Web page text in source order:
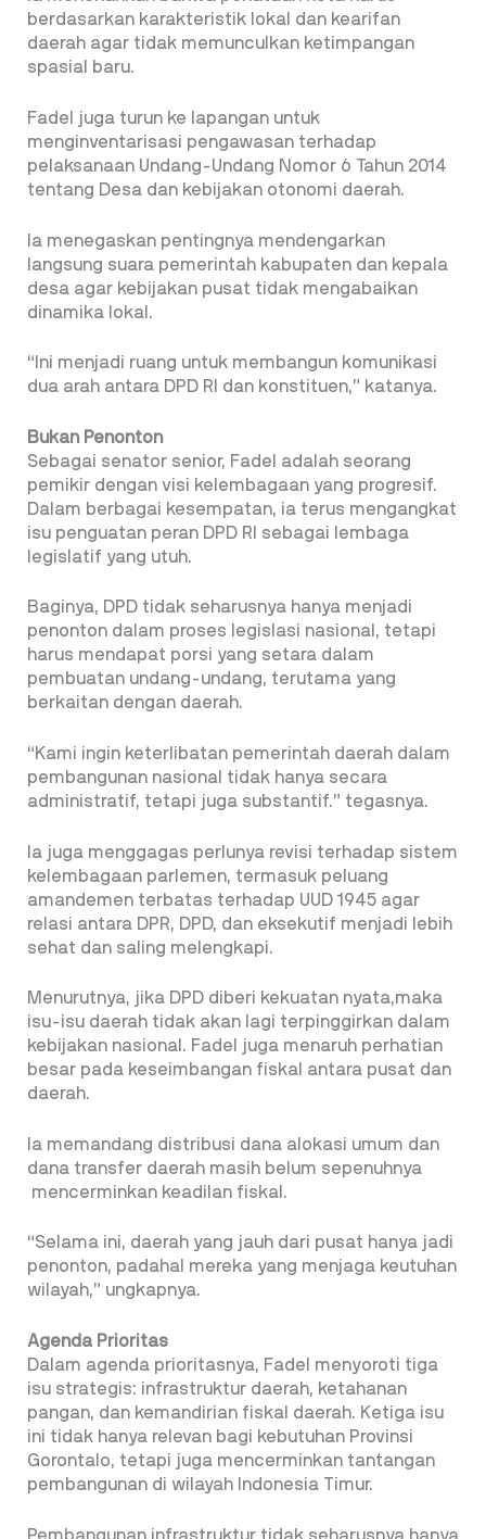
berdasarkan karakteristik lokal dan kearifan
daerah agar tidak memunculkan ketimpangan
spasial baru.
Fadel juga turun ke lapangan untuk
menginventarisasi pengawasan terhadap
pelaksanaan Undang-Undang Nomor 6 Tahun 2014
tentang Desa dan kebijakan otonomi daerah.
Ia menegaskan pentingnya mendengarkan
langsung suara pemerintah kabupaten dan kepala
desa agar kebijakan pusat tidak mengabaikan
dinamika lokal.
“Ini menjadi ruang untuk membangun komunikasi
dua arah antara DPD RI dan konstituen,” katanya.
Bukan Penonton
Sebagai senator senior, Fadel adalah seorang
pemikir dengan visi kelembagaan yang progresif.
Dalam berbagai kesempatan, ia terus mengangkat
isu penguatan peran DPD RI sebagai lembaga
legislatif yang utuh.
Baginya, DPD tidak seharusnya hanya menjadi
penonton dalam proses legislasi nasional, tetapi
harus mendapat porsi yang setara dalam
pembuatan undang-undang, terutama yang
berkaitan dengan daerah.
“Kami ingin keterlibatan pemerintah daerah dalam
pembangunan nasional tidak hanya secara
administratif, tetapi juga substantif.” tegasnya.
Ia juga menggagas perlunya revisi terhadap sistem
kelembagaan parlemen, termasuk peluang
amandemen terbatas terhadap UUD 1945 agar
relasi antara DPR, DPD, dan eksekutif menjadi lebih
sehat dan saling melengkapi.
Menurutnya, jika DPD diberi kekuatan nyata,maka
isu-isu daerah tidak akan lagi terpinggirkan dalam
kebijakan nasional. Fadel juga menaruh perhatian
besar pada keseimbangan fiskal antara pusat dan
daerah.
Ia memandang distribusi dana alokasi umum dan
dana transfer daerah masih belum sepenuhnya
mencerminkan keadilan fiskal.
“Selama ini, daerah yang jauh dari pusat hanya jadi
penonton, padahal mereka yang menjaga keutuhan
wilayah,” ungkapnya.
Agenda Prioritas
Dalam agenda prioritasnya, Fadel menyoroti tiga
isu strategis: infrastruktur daerah, ketahanan
pangan, dan kemandirian fiskal daerah. Ketiga isu
ini tidak hanya relevan bagi kebutuhan Provinsi
Gorontalo, tetapi juga mencerminkan tantangan
pembangunan di wilayah Indonesia Timur.
Pembangunan infrastruktur tidak seharusnya hanya